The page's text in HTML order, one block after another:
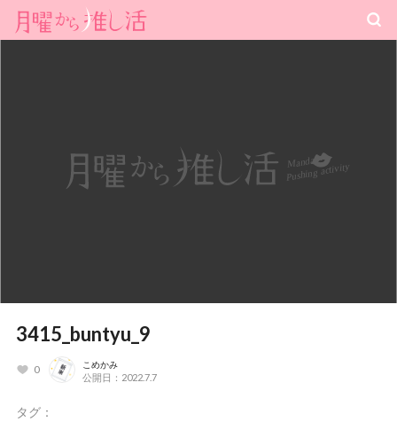
3415_buntyu_9
0 こめかみ
公開日：2022.7.7
タグ：